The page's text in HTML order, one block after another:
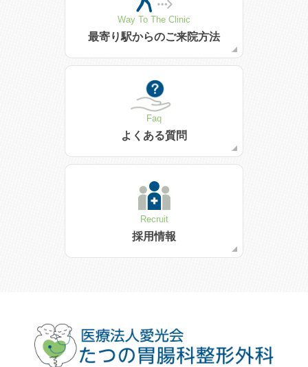
Way To The Clinic
最寄り駅からのご来院方法
Faq
よくある質問
Recruit
採用情報